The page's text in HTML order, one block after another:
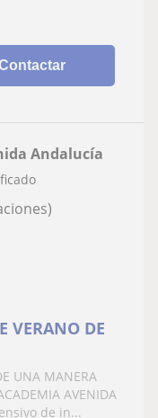
Andalucía
VERANO DE
UNA MANERA
AVENIDA
de in...